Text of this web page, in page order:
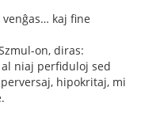
kaj fine
on, diras:
niaj perfiduloj sed
hipokritaj, mi